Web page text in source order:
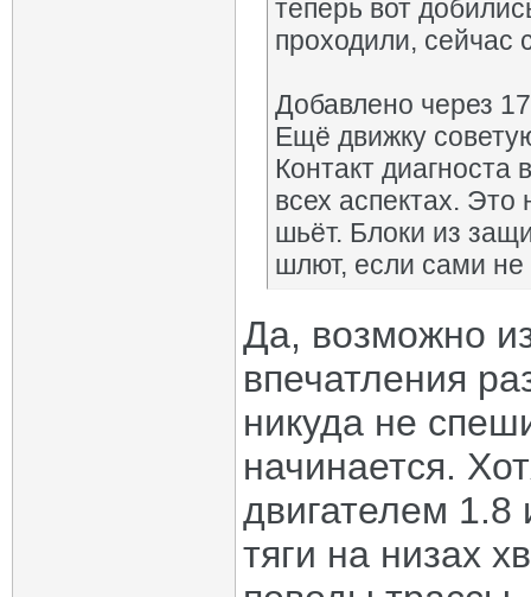
теперь вот
проходили, сейчас
Добавлено через
Ещё движку
Контакт
всех аспектах. Это
шьёт. Блоки из
шлют, если сами не
Да, возможно
впечатления
никуда не
начинается.
двигателем
тяги на низах